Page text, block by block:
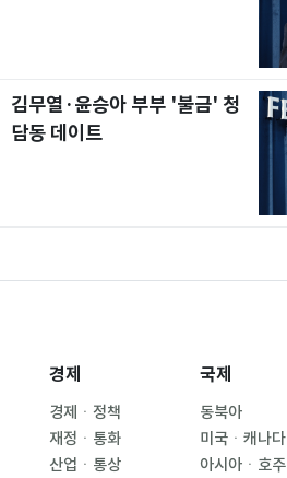
김무열·윤승아 부부 '불금' 청
담동 데이트
경제
경제ㆍ정책
재정ㆍ통화
산업ㆍ통상
국제
동북아
미국ㆍ캐나다
아시아ㆍ호주